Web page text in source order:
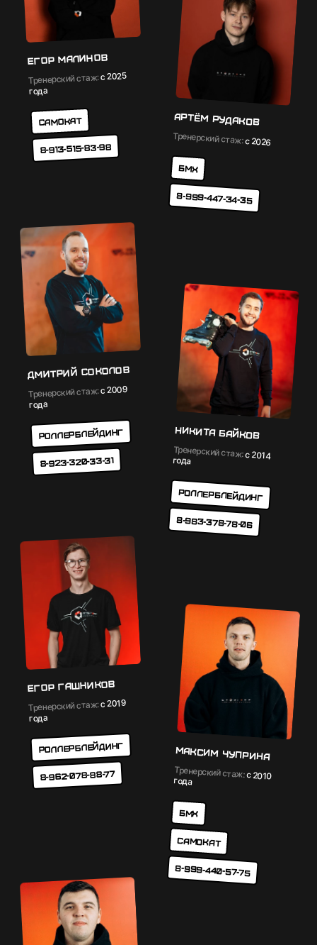
Егор Малинов
Тренерский стаж:с 2025
года
Самокат
8-913-515-83-98
Артём Рудаков
Тренерский стаж:с 2026
БМХ
8-999-447-34-35
Дмитрий Соколов
Тренерский стаж:с 2009
года
Роллерблейдинг
8-923-320-33-31
Никита Байков
Тренерский стаж:с 2014
года
Роллерблейдинг
8-983-378-78-06
Егор Гашников
Тренерский стаж:с 2019
года
Роллерблейдинг
8-962-078-88-77
Максим Чуприна
Тренерский стаж:с 2010
года
БМХ
Самокат
8-999-440-57-75